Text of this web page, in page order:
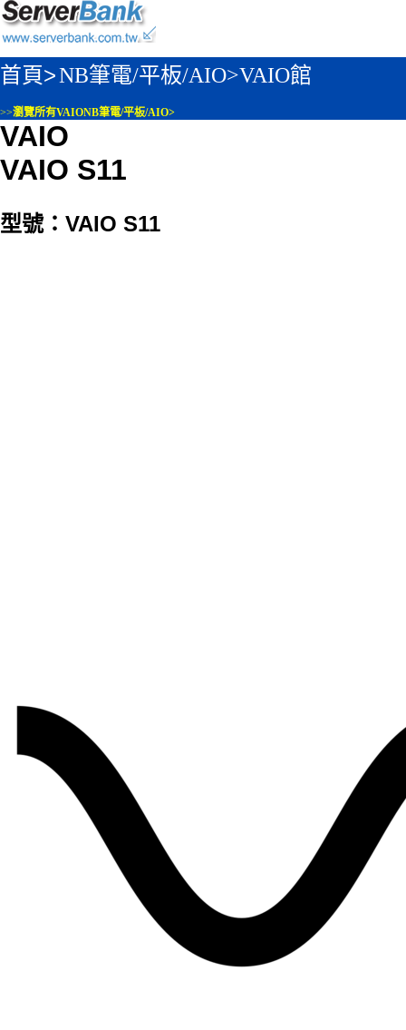
首頁>NB筆電/平板/AIO>VAIO館
>>瀏覽所有VAIONB筆電/平板/AIO>
VAIO
VAIO S11
型號：VAIO S11